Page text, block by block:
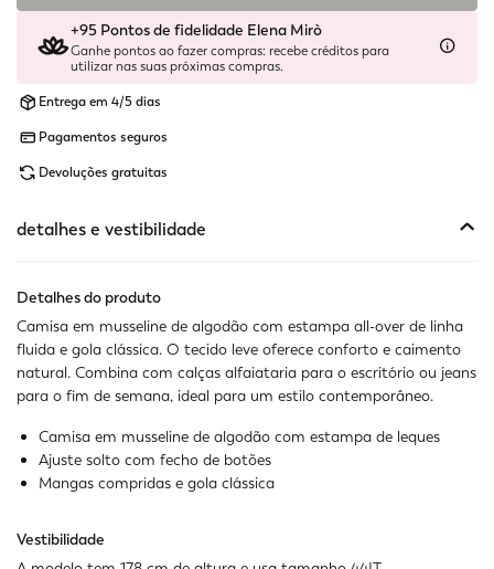
Disponível
Disponível
Disponível
+95 Pontos de fidelidade Elena Mirò
Ganhe pontos ao fazer compras: recebe créditos para
utilizar nas suas próximas compras.
Entrega em 4/5 dias
Pagamentos seguros
Devoluções gratuitas
detalhes e vestibilidade
Detalhes do produto
Camisa em musseline de algodão com estampa all-over de linha
fluida e gola clássica. O tecido leve oferece conforto e caimento
natural. Combina com calças alfaiataria para o escritório ou jeans
para o fim de semana, ideal para um estilo contemporâneo.
Camisa em musseline de algodão com estampa de leques
Ajuste solto com fecho de botões
Mangas compridas e gola clássica
Vestibilidade